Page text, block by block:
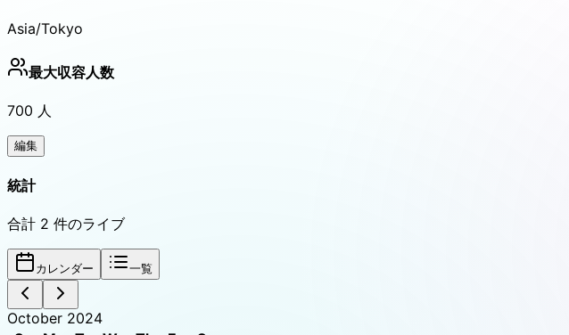
Asia/Tokyo
最大収容人数
700 人
編集
統計
合計 2 件のライブ
カレンダー 一覧
October 2024